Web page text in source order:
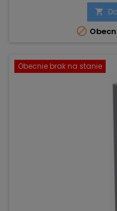


Obecnie brak na stanie